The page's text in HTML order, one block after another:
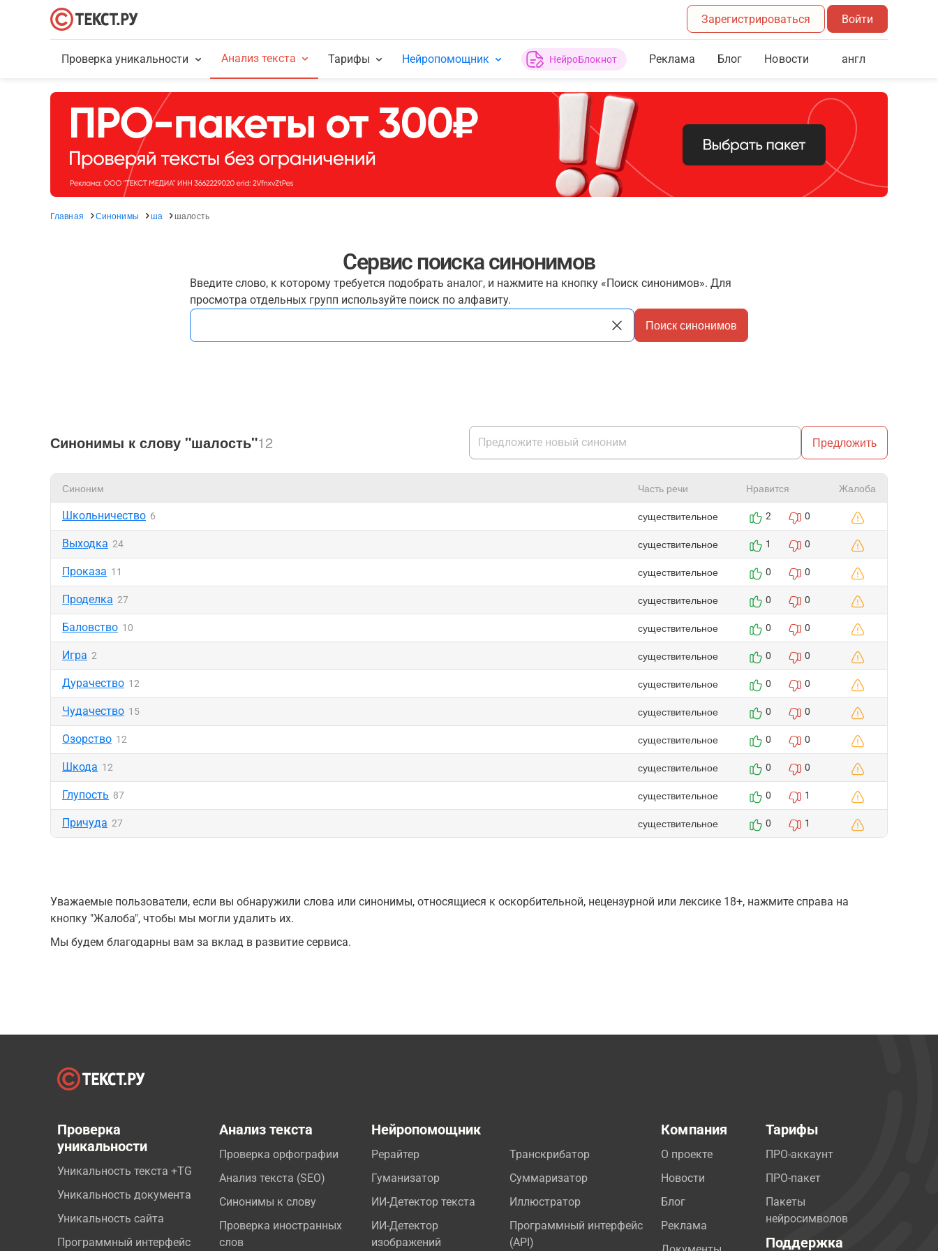
Зарегистрироваться Войти
Проверка уникальности Анализ текста Тарифы Нейропомощник НейроБлокнот Реклама Блог Новости англ
Главная Синонимы ша шалость
Сервис поиска синонимов
Введите слово, к которому требуется подобрать аналог, и нажмите на кнопку «Поиск синонимов». Для
просмотра отдельных групп используйте поиск по алфавиту.
Поиск синонимов
Синонимы к слову "шалость"12 Предложить
Синоним Часть речи Нравится Жалоба
Школьничество 6 существительное 2 0
Выходка 24 существительное 1 0
Проказа 11 существительное 0 0
Проделка 27 существительное 0 0
Баловство 10 существительное 0 0
Игра 2 существительное 0 0
Дурачество 12 существительное 0 0
Чудачество 15 существительное 0 0
Озорство 12 существительное 0 0
Шкода 12 существительное 0 0
Глупость 87 существительное 0 1
Причуда 27 существительное 0 1
Уважаемые пользователи, если вы обнаружили слова или синонимы, относящиеся к оскорбительной, нецензурной или лексике 18+, нажмите справа на
кнопку "Жалоба", чтобы мы могли удалить их.
Мы будем благодарны вам за вклад в развитие сервиса.
Проверка
уникальности
Уникальность текста +TG
Уникальность документа
Уникальность сайта
Программный интерфейс
Анализ текста
Проверка орфографии
Анализ текста (SEO)
Синонимы к слову
Проверка иностранных
слов
Нейропомощник
Рерайтер
Гуманизатор
ИИ-Детектор текста
ИИ-Детектор
изображений
Транскрибатор
Суммаризатор
Иллюстратор
Программный интерфейс
(API)
Компания
О проекте
Новости
Блог
Реклама
Тарифы
ПРО-аккаунт
ПРО-пакет
Пакеты
нейросимволов
Поддержка